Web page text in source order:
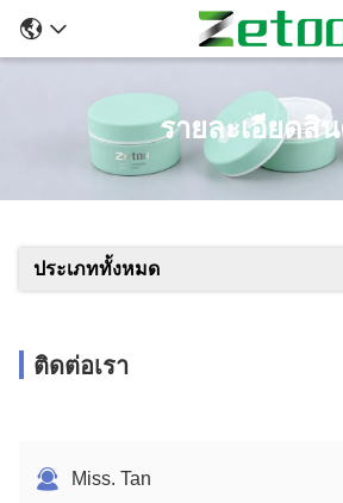
รายละเอียดสิ
ประเภททั้งหมด
ติดต่อเรา
Miss. Tan